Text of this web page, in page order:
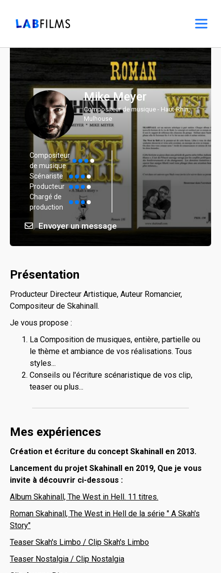
Mike Meyer
Compositeur de musique - Haut-Rhin,
Mulhouse
Compositeur
de musique
Scénariste
Producteur
Chargé de
production
Envoyer un message
Présentation
Producteur Directeur Artistique, Auteur Romancier,
Compositeur de Skahinall.
Je vous propose :
La Composition de musiques, entière, partielle ou
le thème et ambiance de vos réalisations. Tous
styles...
Conseils ou l'écriture scénaristique de vos clip,
teaser ou plus...
Mes expériences
Création et écriture du concept Skahinall en 2013.
Lancement du projet Skahinall en 2019, Que je vous
invite à découvrir ci-dessous :
Album Skahinall, The West in Hell. 11 titres.
Roman Skahinall, The West in Hell de la série " A Skah's
Story"
Teaser Skah's Limbo / Clip Skah's Limbo
Teaser Nostalgia / Clip Nostalgia